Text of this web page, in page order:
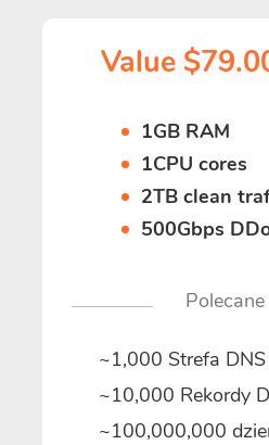
Value
1GB RAM
1CPU cores
2TB clean
500Gbps
~1,000 Strefa DNS
~10,000 Rekordy
~100,000,000